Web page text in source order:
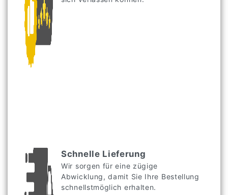
Schnelle Lieferung
Wir sorgen für eine zügige
Abwicklung, damit Sie Ihre Bestellung
schnellstmöglich erhalten.